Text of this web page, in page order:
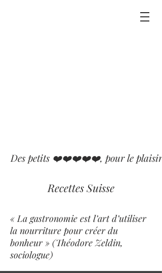
Des petits ❤️❤️❤️❤️❤️, pour le plaisir
Recettes Suisse
« La gastronomie est l’art d’utiliser
la nourriture pour créer du
bonheur » (Théodore Zeldin,
sociologue)